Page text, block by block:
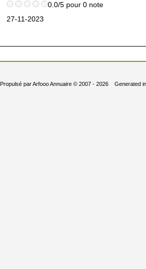
0.0/5 pour 0 note
27-11-2023
Propulsé parArfooo Annuaire© 2007 - 2026 Generated